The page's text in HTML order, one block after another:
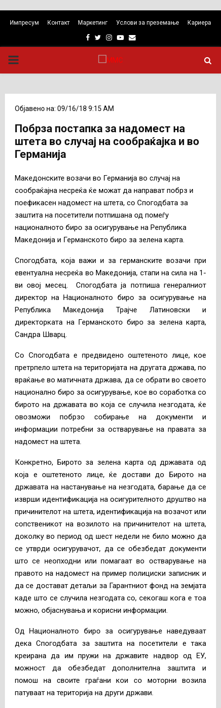
Импресум Контакт Маркетинг Услови за преземање Кариера
Facebook
TwitterInstagram
Youtube
Email
PRIMARY
Објавено на: 09/16/18 9:15 AM
Побрза постапка за надомест на
штета во случај на сообраќајка и во
Германија
Македонските возачи во Германија во случај на
сообраќајна несреќа ќе можат да направат побрз и
поефикасен надомест на штета, со Спогодбата за
заштита на посетители потпишана од помеѓу
националното биро за осигурување на Република
Македонија и Германското биро за зелена карта.
Спогодбата, која важи и за германските возачи при
евентуална несреќа во Македонија, стапи на сила на 1-
ви овој месец. Спогодбата ја потпиша генералниот
директор на Националното биро за осигурување на
Република Македонија Трајче Латиновски и
директорката на Германското биро за зелена карта,
Сандра Шварц.
Со Спогодбата е предвидено оштетеното лице, кое
претрпело штета на територијата на другата држава, по
враќање во матичната држава, да се обрати во своето
национално биро за осигурување, кое во соработка со
бирото на државата во која се случила незгодата, ќе
овозможи побрзо собирање на документи и
информации потребни за остварување на правата за
надомест на штета.
Конкретно, Бирото за зелена карта од државата од
која е оштетеното лице, ќе достави до Бирото на
државата на настанување на незгодата, барање да се
изврши идентификација на осигурителното друштво на
причинителот на штета, идентификација на возачот или
сопственикот на возилото на причинителот на штета,
доколку во период од шест недели не било можно да
се утврди осигурувачот, да се обезбедат документи
што се неопходни или помагаат во остварување на
правото на надомест на пример полициски записник и
да се достават детаљи за Гарантниот фонд на земјата
каде што се случила незгодата со, секогаш кога е тоа
можно, објаснувања и корисни информации.
Од Националното биро за осигурување наведуваат
дека Спогодбата за заштита на посетители е така
креирана да им пружи на државите надвор од ЕУ,
можност да обезбедат дополнителна заштита и
помош на своите граѓани кои со моторни возила
патуваат на територија на други држави.